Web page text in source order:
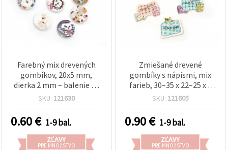
Farebný mix drevených
gombíkov, 20x5 mm,
dierka 2 mm – balenie 10
ks, pre DIY a kreatívne
SKU: 121630
0.60€ 1-9 bal.
ZĽAVY
PRE MNOŽSTVO
Zmiešané drevené
gombíky s nápismi, mix
farieb, 30–35 x 22–25 x 2
mm, otvor: 2 mm – 10 ks
SKU: 121605
0.90€ 1-9 bal.
ZĽAVY
PRE MNOŽSTVO